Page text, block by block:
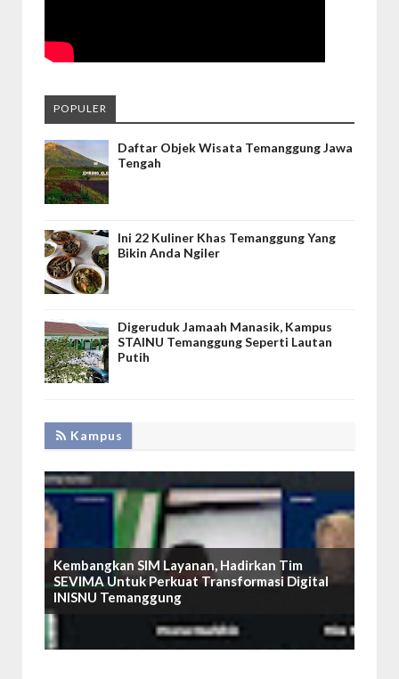
POPULER
Daftar Objek Wisata Temanggung Jawa
Tengah
Ini 22 Kuliner Khas Temanggung Yang
Bikin Anda Ngiler
Digeruduk Jamaah Manasik, Kampus
STAINU Temanggung Seperti Lautan
Putih
Kampus
Kembangkan SIM Layanan, Hadirkan Tim
SEVIMA Untuk Perkuat Transformasi Digital
INISNU Temanggung